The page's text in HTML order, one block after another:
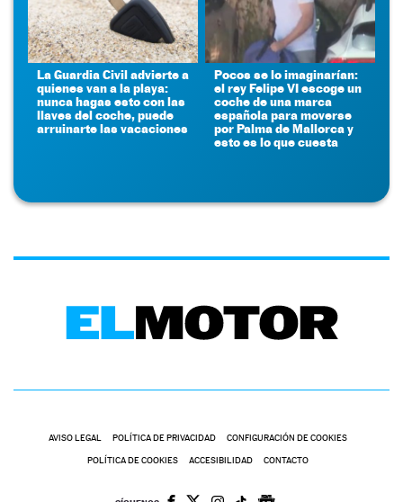
La Guardia Civil advierte a
quienes van a la playa:
nunca hagas esto con las
llaves del coche, puede
arruinarte las vacaciones
Pocos se lo imaginarían:
el rey Felipe VI escoge un
coche de una marca
española para moverse
por Palma de Mallorca y
esto es lo que cuesta
AVISO LEGAL POLÍTICA DE PRIVACIDAD CONFIGURACIÓN DE COOKIES
POLÍTICA DE COOKIES ACCESIBILIDAD CONTACTO